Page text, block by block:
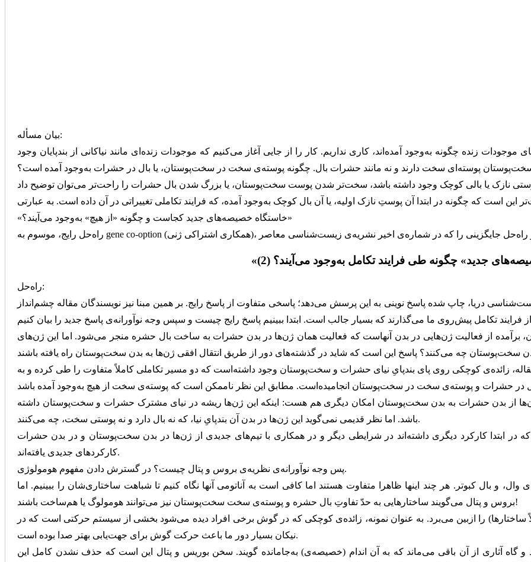
بیان مسأله:
زنده چگونه به‌وجود آمده‌اند، کاری نداریم. کار را از جایی آغاز می‌کنیم که موجودات زنده‌ای مانند نیاکانی از بندپایان وجود
سخت‌پوستان پوسته‌ای سخت دارند و نه مانند حشرات بال. چگونه پوسته‌ی سخت در سخت‌پوستان، یا بال در حشرات به‌وجود آمده است؟
است که چگونه در ابتدا آن پوستِ نازک اولیه، یا آن بال کوچک به‌وجود آمده، که فرایند تکاملی تغییراتی در آن داده است. به عبارتی
«خاستگاه خصیصه‌های جدید کجاست و چگونه «از هیچ» به‌وجود می‌آیند؟»
جدید» چگونه طی فرایند تکامل به‌وجود می‌آیند؟ (2)
راه‌حل:
دریا، چاپ شده پاسخ نوینی به این پرسش می‌دهد؛ پاسخی متفاوت از پاسخ رایج. بر همین مبنا نیز نویسندگان مقاله چشم‌انداز
برآمده از فعالیت ژن‌هایی در بدن آنهاست که فعالیت همان ژن‌ها در بدن حشرات به ساخت بال حشره منجر می‌شود. اما این ژن‌های
زائده‌ی کوچکی روی پای بندپایِ نیای حشرات و سخت‌پوستان وجود داشته‌است که دو مسیر تکاملی کاملاً متفاوت را طی کرده و به
ژن‌ها از بدن حشرات به بدن سخت‌پوستان امکان دیگری هم هست: اینکه این ژن‌ها ریشه در نیای مشترک حشرات و سخت‌پوستان داشته
باشد. اما نظر قدیمی نمی‌گوید این ژن‌ها در بدن آن بندپایِ نیا، که نه بال دارد و نه پوستی سخت، چه می‌کنند.
در ابتدا کارکرد دیگری داشته‌اند در شرایطی دیگر و در همکاری با تیم‌های جدیدی از ژن‌ها در بدن سخت‌پوستان و در بدن حشرات
کارکردهای جدیدی یافته‌اند.
پس وجه نوآورانه‌ی نظریه‌ی بروس و پتال چیست؟ در گسترش دادن مفهوم هومولوژی.
و بال کبوتر. هر چند اینها ظاهرا متفاوت هستند اما کافی است به آناتومی آنها نگاه کنیم تا شباهت ساختاری‌شان را ببینیم. اما
بروس و پتال می‌گویند ساختارهایی به حدّ تفاوتِ بال حشره و پوسته‌ی سخت سخت‌پوستان نیز می‌توانند هومولوگ یا هم‌ساخت باشند!
را ازبین می‌برد. به عنوان نمونه، زائده‌ی کوچکی که در گوش برخی افراد دیده می‌شود بخشی از سیستم حرکتی است که در
نیکان بسیار دور ما باعث حرکت گوش برای جهت‌یابی بهتر صدا بوده است.
آثاری از آن باقی می‌ماند که به آن اندام (خصیصه‌ی) به‌جامانده گویند. سخن بوریس و پتال این است که حذف نشدن کامل این